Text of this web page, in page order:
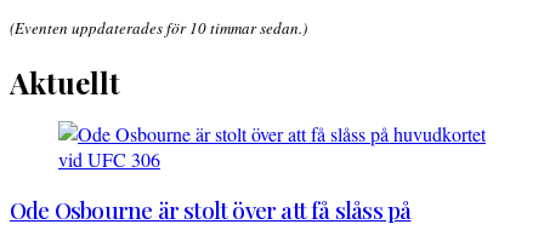
(Eventen uppdaterades för 10 timmar sedan.)
Aktuellt
Ode Osbourne är stolt över att få slåss på